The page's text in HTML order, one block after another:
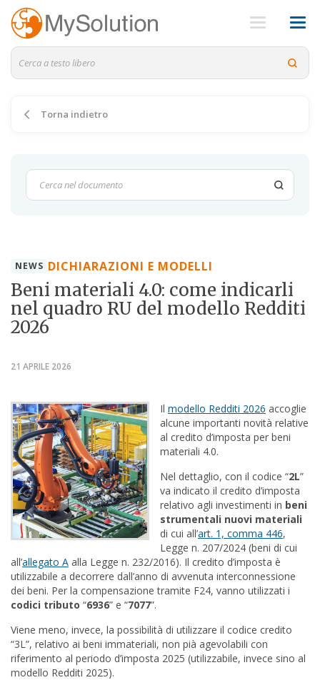
Torna indietro
NEWS DICHIARAZIONI E MODELLI
Beni materiali 4.0: come indicarli
nel quadro RU del modello Redditi
2026
21 APRILE 2026
Il modello Redditi 2026 accoglie
alcune importanti novità relative
al credito d’imposta per beni
materiali 4.0.
Nel dettaglio, con il codice “2L”
va indicato il credito d’imposta
relativo agli investimenti in beni
strumentali nuovi materiali
di cui all’art. 1, comma 446,
Legge n. 207/2024 (beni di cui
all’allegato A alla Legge n. 232/2016). Il credito d’imposta è
utilizzabile a decorrere dall’anno di avvenuta interconnessione
dei beni. Per la compensazione tramite F24, vanno utilizzati i
codici tributo “6936” e “7077”.
Viene meno, invece, la possibilità di utilizzare il codice credito
“3L”, relativo ai beni immateriali, non pià agevolabili con
riferimento al periodo d’imposta 2025 (utilizzabile, invece sino al
modello Redditi 2025).